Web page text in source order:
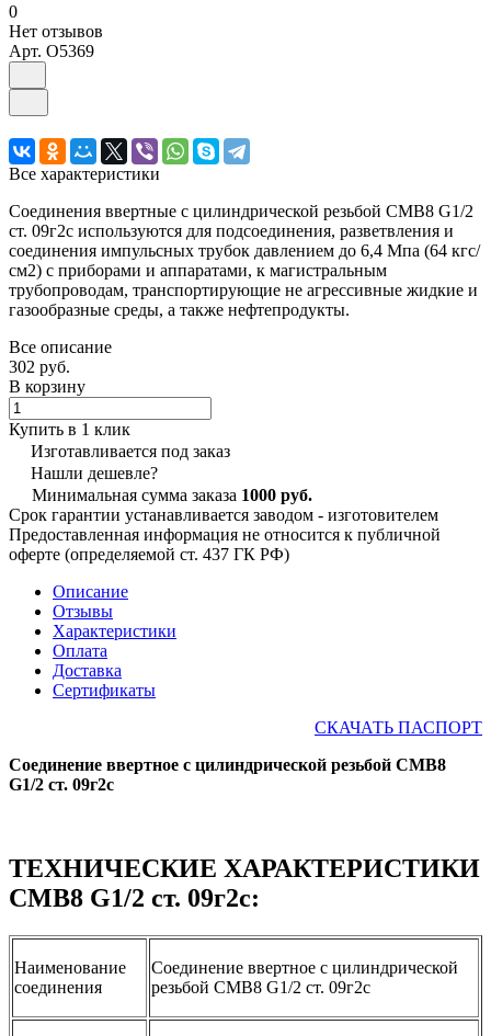
0
Нет отзывов
Арт. O5369
Все характеристики
Соединения ввертные с цилиндрической резьбой СМВ8 G1/2
ст. 09г2с используются для подсоединения, разветвления и
соединения импульсных трубок давлением до 6,4 Мпа (64 кгс/
см2) с приборами и аппаратами, к магистральным
трубопроводам, транспортирующие не агрессивные жидкие и
газообразные среды, а также нефтепродукты.
Все описание
302 руб.
В корзину
Купить в 1 клик
Изготавливается под заказ
Нашли дешевле?
Минимальная сумма заказа 1000 руб.
Срок гарантии устанавливается заводом - изготовителем
Предоставленная информация не относится к публичной
оферте (определяемой ст. 437 ГК РФ)
Описание
Отзывы
Характеристики
Оплата
Доставка
Сертификаты
СКАЧАТЬ ПАСПОРТ
Соединение ввертное с цилиндрической резьбой СМВ8
G1/2 ст. 09г2с
ТЕХНИЧЕСКИЕ ХАРАКТЕРИСТИКИ
СМВ8 G1/2 ст. 09г2с:
Наименование
соединения
Соединение ввертное с цилиндрической
резьбой СМВ8 G1/2 ст. 09г2с